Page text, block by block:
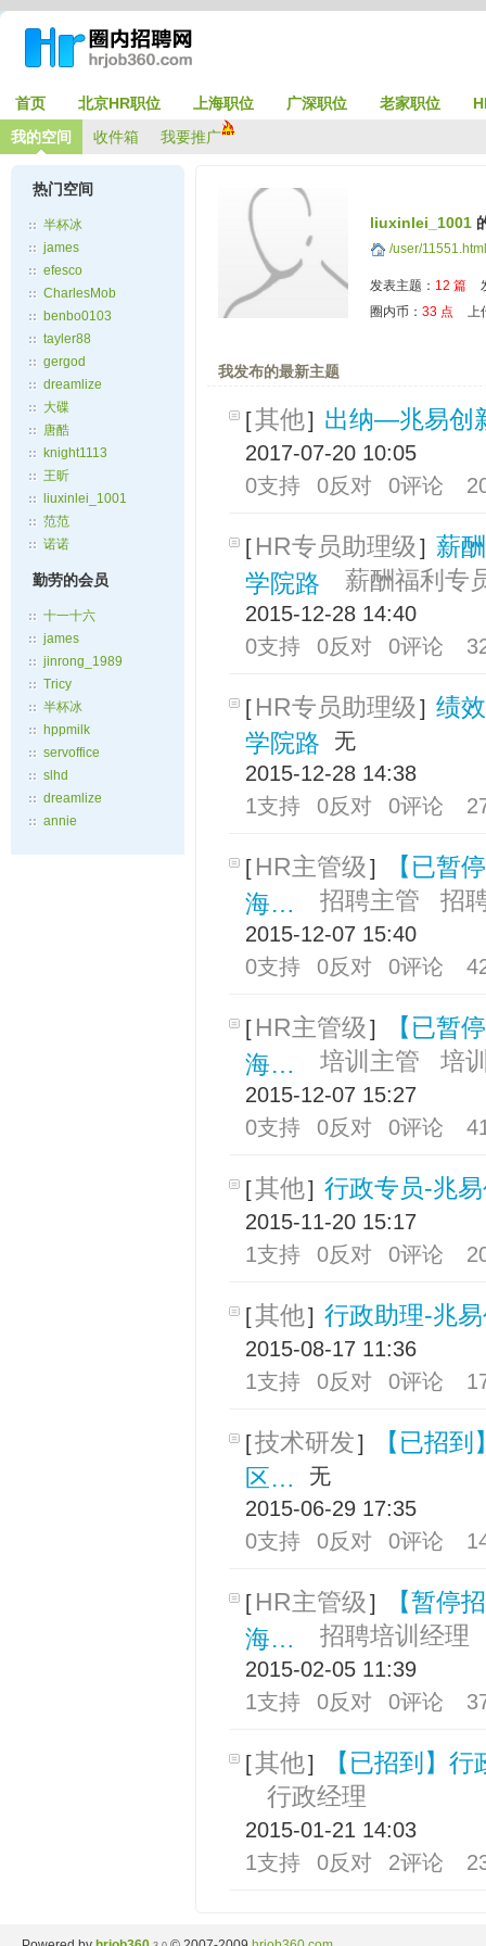
首页 北京HR职位 上海职位 广深职位 老家职位
我的空间
收件箱 我要推广
热门空间
半杯冰
james
efesco
CharlesMob
benbo0103
tayler88
gergod
dreamlize
大碟
唐酷
knight1113
王昕
liuxinlei_1001
范范
诺诺
勤劳的会员
十一十六
james
jinrong_1989
Tricy
半杯冰
hppmilk
servoffice
slhd
dreamlize
annie
liuxinlei_1001
/user/11551.html
发表主题： 12 篇
圈内币： 33 点 上
我发布的最新主题
[其他] 出纳—兆易创
2017-07-20 10:05
0支持
0反对 0评论
[ HR专员助理级] 薪
学院路 薪酬福利专
2015-12-28 14:40
0支持
0反对 0评论
[ HR专员助理级] 绩
学院路
无
2015-12-28 14:38
1支持
0反对 0评论
[ HR主管级] 【已暂
海… 招聘主管 招
2015-12-07 15:40
0支持
0反对 0评论
[ HR主管级] 【已暂
海… 培训主管 培
2015-12-07 15:27
0支持
0反对 0评论
[其他] 行政专员-兆
2015-11-20 15:17
1支持
0反对 0评论
[其他] 行政助理-兆
2015-08-17 11:36
1支持
0反对 0评论
[技术研发] 【已招
区…
无
2015-06-29 17:35
0支持
0反对 0评论
[ HR主管级] 【暂停
海… 招聘培训经理
2015-02-05 11:39
1支持
0反对 0评论
[其他]
【已招到】
行政经理
2015-01-21 14:03
1支持
0反对 2评论